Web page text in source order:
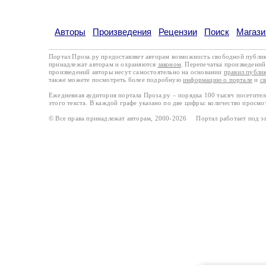
Авторы Произведения Рецензии Поиск
Портал Проза.ру предоставляет авторам возможность свободной
принадлежат авторам и охраняются законом . Перепечатка
произведений авторы несут самостоятельно на основании правил
также можете посмотреть более подробную информацию о портале и
Ежедневная аудитория портала Проза.ру – порядка 100 тысяч
этого текста. В каждой графе указано по две цифры: количество
© Все права принадлежат авторам, 2000-2026 Портал работает под